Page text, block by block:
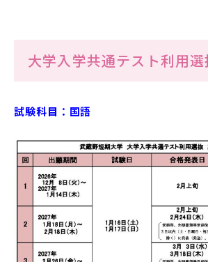
大学入学共通テスト利用
試験科目：国語